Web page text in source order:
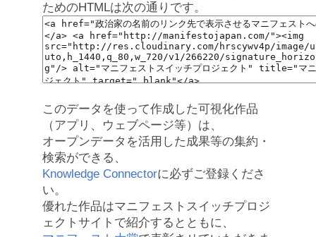
ためのHTMLは次の通りです。
このデータを使って作成した可視化作品
（アプリ、ウェブページ等）は、
オープンデータを活用した成果等の集約・
検索ができる、
Knowledge Connectorに必ずご登録くださ
い。
優れた作品はマニフェストスイッチプロジ
ェクトサイトで紹介するとともに、